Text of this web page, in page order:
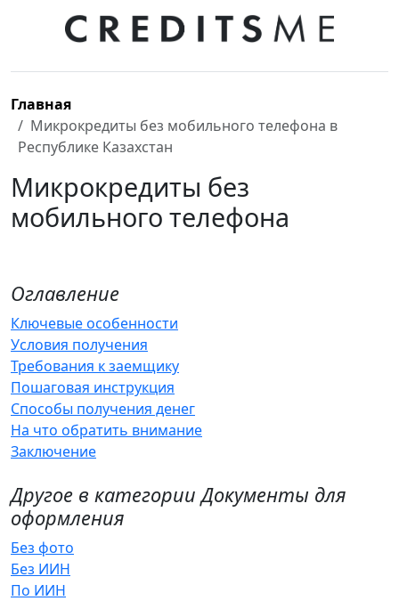
Главная
Микрокредиты без мобильного телефона в
Республике Казахстан
Микрокредиты без
мобильного телефона
Оглавление
Ключевые особенности
Условия получения
Требования к заемщику
Пошаговая инструкция
Способы получения денег
На что обратить внимание
Заключение
Другое в категории Документы для
оформления
Без фото
Без ИИН
По ИИН